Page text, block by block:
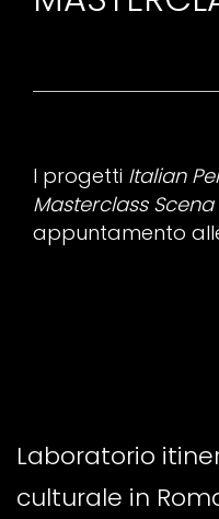
I progetti Italian
Masterclass
appuntamento
Laboratorio
culturale in